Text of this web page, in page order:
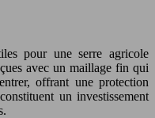
pour une serre agricole
avec un maillage fin qui
offrant une protection
un investissement